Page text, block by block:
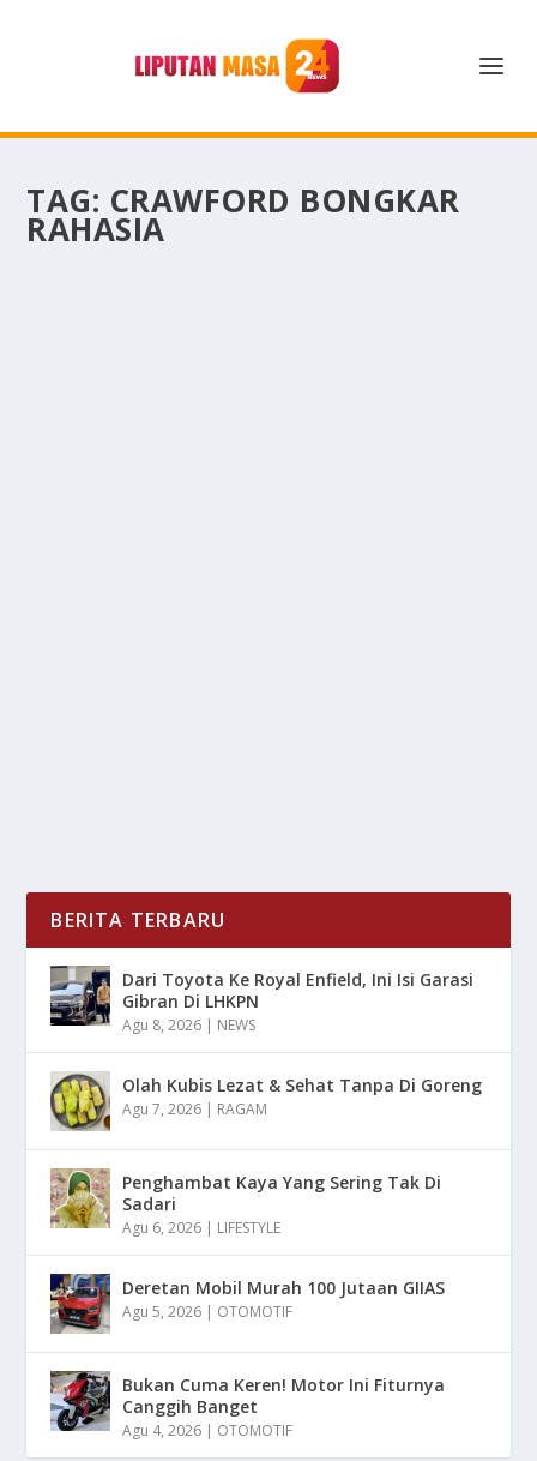
TAG: CRAWFORD BONGKAR
RAHASIA
BERITA TERBARU
Dari Toyota Ke Royal Enfield, Ini Isi Garasi
Gibran Di LHKPN
Agu 8, 2026 | NEWS
Olah Kubis Lezat & Sehat Tanpa Di Goreng
Agu 7, 2026 | RAGAM
Penghambat Kaya Yang Sering Tak Di
Sadari
Agu 6, 2026 | LIFESTYLE
Deretan Mobil Murah 100 Jutaan GIIAS
Agu 5, 2026 | OTOMOTIF
Bukan Cuma Keren! Motor Ini Fiturnya
Canggih Banget
Agu 4, 2026 | OTOMOTIF